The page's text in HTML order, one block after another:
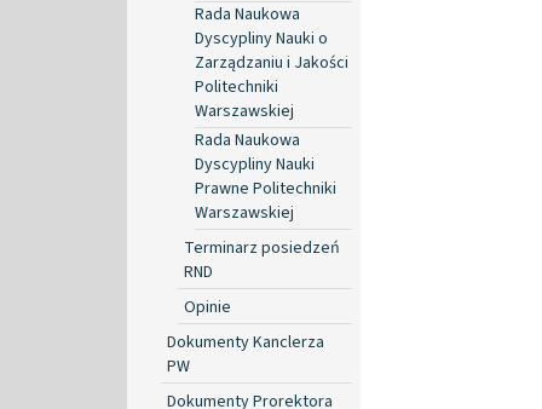
Rada Naukowa
Dyscypliny Nauki o
Zarządzaniu i Jakości
Politechniki
Warszawskiej
Rada Naukowa
Dyscypliny Nauki
Prawne Politechniki
Warszawskiej
Terminarz posiedzeń
RND
Opinie
Dokumenty Kanclerza
PW
Dokumenty Prorektora